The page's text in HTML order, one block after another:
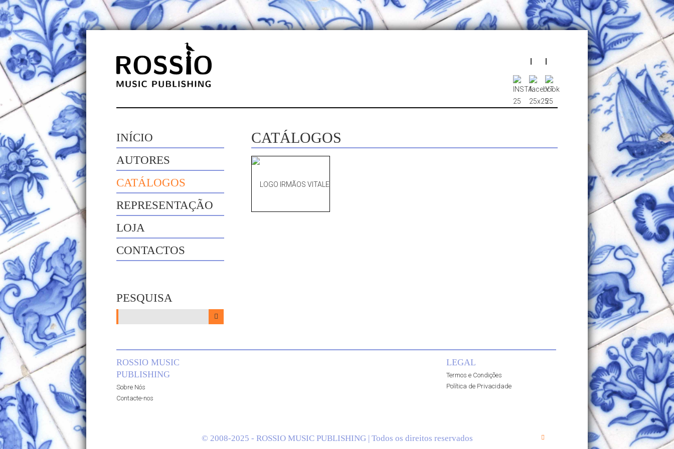
INÍCIO
AUTORES
CATÁLOGOS
REPRESENTAÇÃO
LOJA
CONTACTOS
PESQUISA
CATÁLOGOS
ROSSIO MUSIC
PUBLISHING
Sobre Nós
Contacte-nos
LEGAL
Termos e Condições
Política de Privacidade
© 2008-2025 - ROSSIO MUSIC PUBLISHING | Todos os direitos reservados